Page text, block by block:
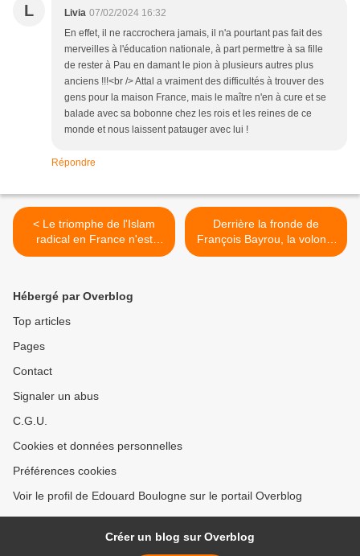
L Livia 07/02/2024 16:32
En effet, il ne raccrochera jamais, il n'a pourtant pas fait des
merveilles à l'éducation nationale, à part permettre à sa fille
de rester à Pau en damant le pion à plusieurs autres plus
anciens !!!<br /> Attal a vraiment des difficultés à trouver des
gens pour la maison France, mais le maître n'en à cure et se
balade avec sa bobonne chez les rois et les reines de ce
monde et nous laissent patauger avec lui !
Répondre
< Le triomphe de l'Islam
radical en France n'est
nullement certain. Ceux qui
qui comptent sur le
radicalisme pour accéder
Derrière la fronde de
François Bayrou, la volonté
d’écorner les premiers pas
Hébergé par Overblog
Top articles
Pages
Contact
Signaler un abus
C.G.U.
Cookies et données personnelles
Préférences cookies
Voir le profil de Edouard Boulogne sur le portail Overblog
Créer un blog sur Overblog